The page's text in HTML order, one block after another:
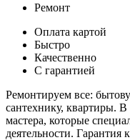
Ремонт
Оплата картой
Быстро
Качественно
С гарантией
Ремонтируем все:
сантехнику, квартиры.
мастера, которые
деятельности. Гарантия